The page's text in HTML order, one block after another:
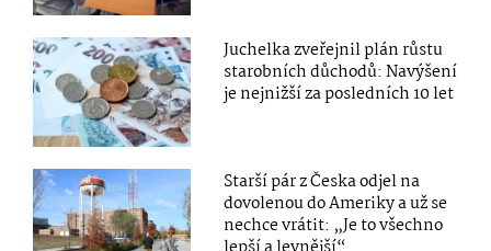
Juchelka zveřejnil plán růstu
starobních důchodů: Navýšení
je nejnižší za posledních 10 let
Starší pár z Česka odjel na
dovolenou do Ameriky a už se
nechce vrátit: „Je to všechno